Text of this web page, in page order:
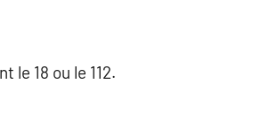
le 18 ou le 112.